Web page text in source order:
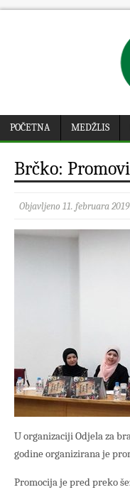
POČETNA MEDŽLIS
Brčko:
Objavljeno 11. februara
U organizaciji Odjela za
godine organizirana je
Promocija je pred preko